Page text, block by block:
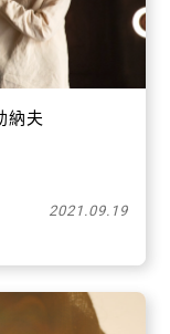
納夫
2021.09.19